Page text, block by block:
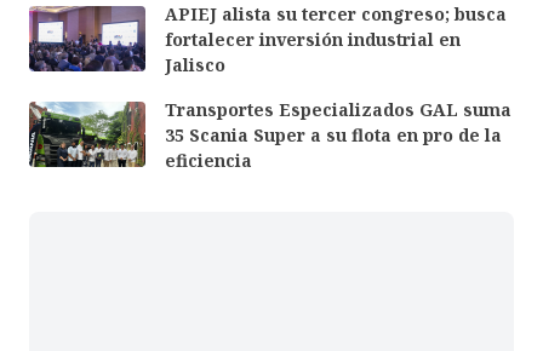
APIEJ alista su tercer congreso; busca
fortalecer inversión industrial en
Jalisco
Transportes Especializados GAL suma
35 Scania Super a su flota en pro de la
eficiencia